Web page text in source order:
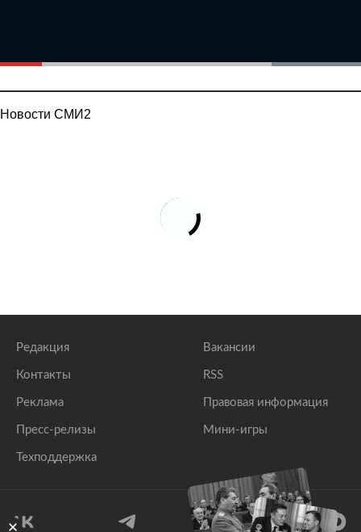
Новости СМИ2
Редакция
Контакты
Реклама
Пресс-релизы
Техподдержка
Вакансии
RSS
Правовая информация
Мини-игры